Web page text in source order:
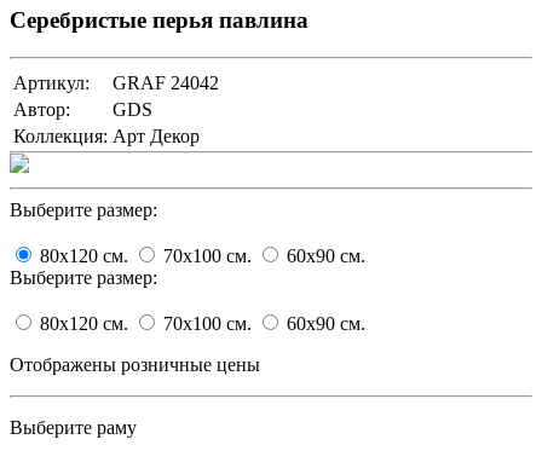
Серебристые перья павлина
Артикул:
GRAF 24042
Автор:
GDS
Коллекция: Арт Декор
Выберите размер:
80x120 cм. 70x100 cм. 60x90 cм.
Выберите размер:
80x120 cм. 70x100 cм. 60x90 cм.
Отображены розничные цены
Выберите раму